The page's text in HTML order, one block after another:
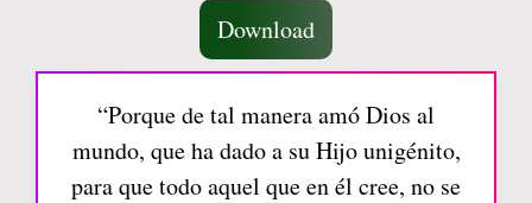
Download
“Porque de tal manera amó Dios al
mundo, que ha dado a su Hijo unigénito,
para que todo aquel que en él cree, no se